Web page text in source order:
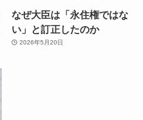
なぜ大臣は「永住権ではな
い」と訂正したのか
2026年5月20日